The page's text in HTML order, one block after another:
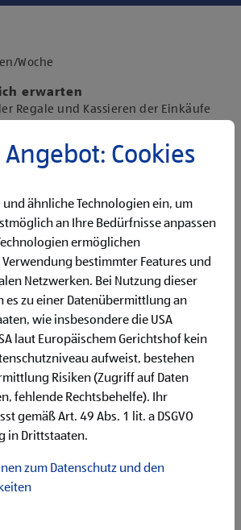
zu, um diesen Inhalt
Woche
erwarten
Regale und Kassieren der Einkäufe
Obst und Gemüse sowie Durchführen
ich mitbringe
und Berufserfahrung von
für die Kommunikation mit
und Spätdienste (Montag bis
Handel zu arbeiten und den
mitzugestalten
im Team für ein motiviertes
anspruchsvollen Tätigkeiten
mit Kund:innen für eine
organisierte Arbeitsweise zur
Cookies
und ähnliche Technologien ein, um
an Ihre Bedürfnisse anpassen
ermöglichen
bestimmter Features und
Netzwerken. Bei Nutzung dieser
es zu einer Datenübermittlung an
wie insbesondere die USA
laut Europäischem Gerichtshof kein
aufweist, bestehen
Risiken (Zugriff auf Daten
fehlende Rechtsbehelfe). Ihr
gemäß Art. 49 Abs. 1 lit. a DSGVO
in Drittstaaten.
zum Datenschutz und den